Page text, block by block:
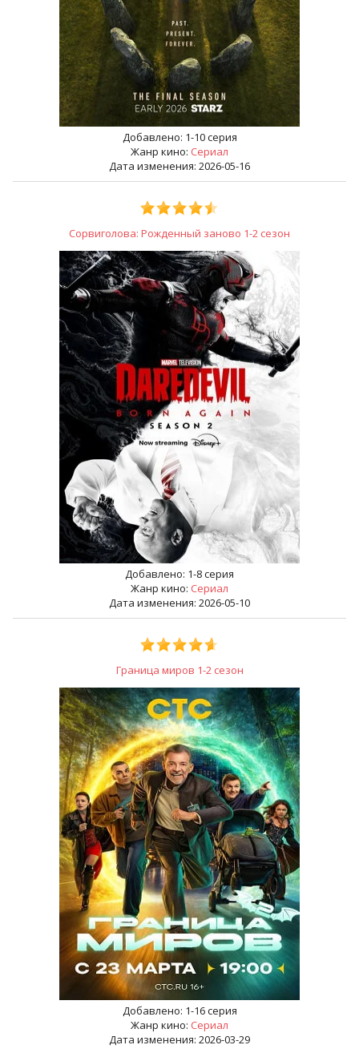
Добавлено: 1-10 серия
Жанр кино: Сериал
Дата изменения: 2026-05-16
Сорвиголова: Рожденный заново 1-2 сезон
Добавлено: 1-8 серия
Жанр кино: Сериал
Дата изменения: 2026-05-10
Граница миров 1-2 сезон
Добавлено: 1-16 серия
Жанр кино: Сериал
Дата изменения: 2026-03-29